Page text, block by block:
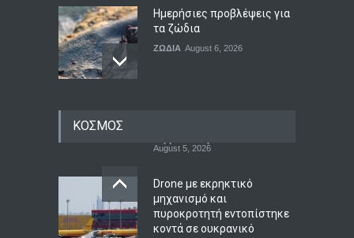
τα ζώδια
και ζητά πολιτική βούληση
σαφείς δεσμεύσεις από την
κυβέρνηση
ΠΟΛΙΤΙΚΗ, Συμβαίνει τώρα!
August 6, 2026
ΚΟΣΜΟΣ
μηχανισμό και
πυροκροτητή εντοπίστηκε
κοντά σε ουκρανικό
αεροσκάφος στη Λειψία